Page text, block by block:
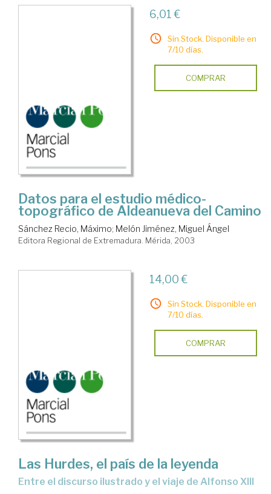
6,01 €
Sin Stock. Disponible en
7/10 días.
COMPRAR
Datos para el estudio médico-
topográfico de Aldeanueva del Camino
Sánchez Recio, Máximo; Melón Jiménez, Miguel Ángel
Editora Regional de Extremadura. Mérida, 2003
14,00 €
Sin Stock. Disponible en
7/10 días.
COMPRAR
Las Hurdes, el país de la leyenda
entre el discurso ilustrado y el viaje de Alfonso XIII